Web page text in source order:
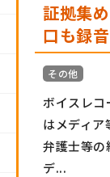
証拠集
口も録
その他
ボイスレコ
はメディア
弁護士等
デ...